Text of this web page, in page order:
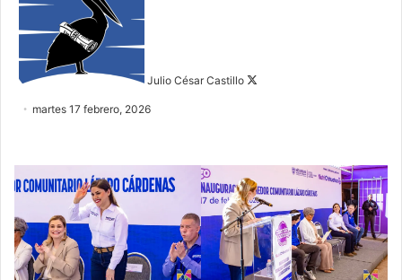
Julio César Castillo
martes 17 febrero, 2026